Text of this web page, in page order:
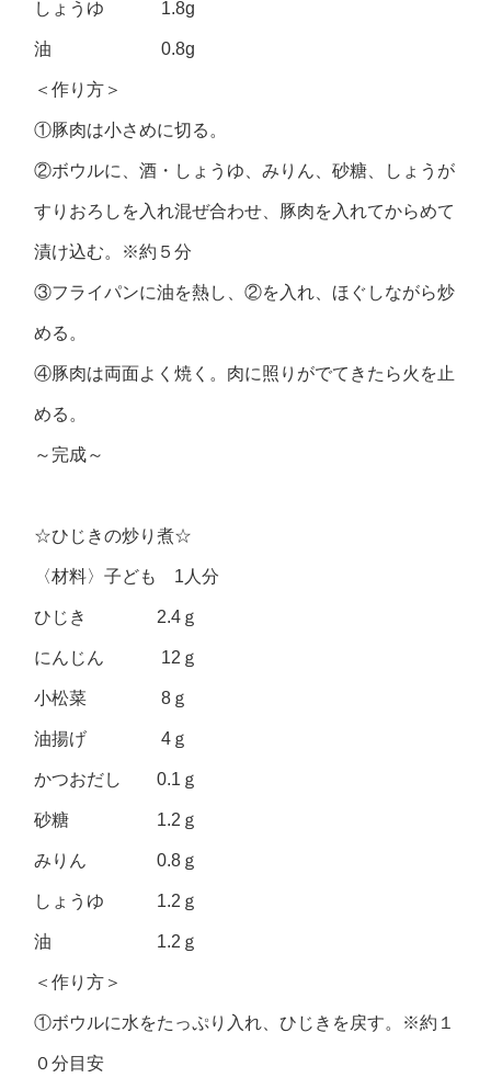
しょうゆ 1.8g
油 0.8g
＜作り方＞
①豚肉は小さめに切る。
②ボウルに、酒・しょうゆ、みりん、砂糖、しょうが
すりおろしを入れ混ぜ合わせ、豚肉を入れてからめて
漬け込む。※約５分
③フライパンに油を熱し、②を入れ、ほぐしながら炒
める。
④豚肉は両面よく焼く。肉に照りがでてきたら火を止
める。
～完成～
☆ひじきの炒り煮☆
〈材料〉子ども 1人分
ひじき 2.4ｇ
にんじん 12ｇ
小松菜 8ｇ
油揚げ 4ｇ
かつおだし 0.1ｇ
砂糖 1.2ｇ
みりん 0.8ｇ
しょうゆ 1.2ｇ
油 1.2ｇ
＜作り方＞
①ボウルに水をたっぷり入れ、ひじきを戻す。※約１
０分目安